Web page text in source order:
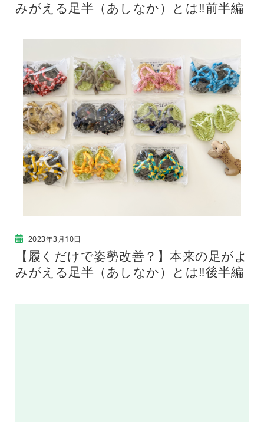
みがえる足半（あしなか）とは‼︎前半編
2023年3月10日
【履くだけで姿勢改善？】本来の足がよ
みがえる足半（あしなか）とは‼︎後半編